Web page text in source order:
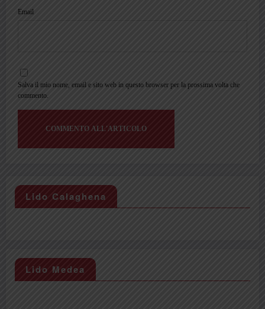
Email
Salva il mio nome, email e sito web in questo browser per la prossima volta che
commento.
Lido Calaghena
Lido Medea